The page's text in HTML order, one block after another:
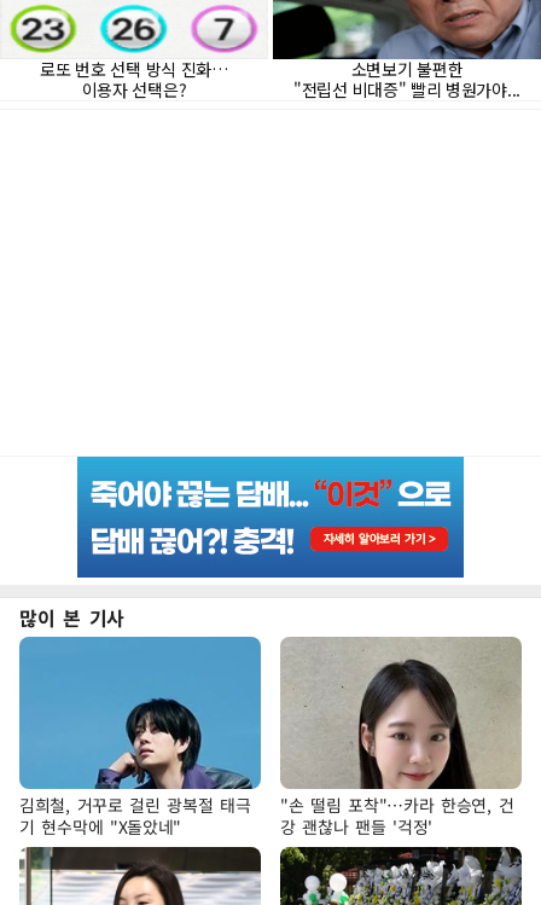
많이 본 기사
김희철, 거꾸로 걸린 광복절 태극
기 현수막에 "X돌았네"
"손 떨림 포착"…카라 한승연, 건
강 괜찮나 팬들 '걱정'